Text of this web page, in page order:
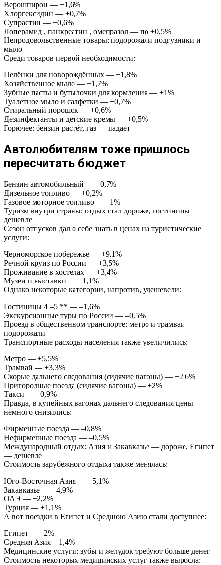
Верошпирон — +1,6%
Хлоргексидин — +0,7%
Супрастин — +0,6%
Лоперамид , панкреатин , омепразол — по +0,5%
Непродовольственные товары: подорожали подгузники и
мыло
Среди товаров первой необходимости:
Пелёнки для новорождённых — +1,8%
Хозяйственное мыло — +1,7%
Зубные пасты и бутылочки для кормления — +1%
Туалетное мыло и салфетки — +0,7%
Стиральный порошок — +0,6%
Дезинфектанты и детские кремы — +0,5%
Горючее: бензин растёт, газ — падает
Автолюбителям тоже пришлось
пересчитать бюджет
Бензин автомобильный — +0,7%
Дизельное топливо — +0,2%
Газовое моторное топливо — –1%
Туризм внутри страны: отдых стал дороже, гостиницы —
дешевле
Сезон отпусков дал о себе знать в ценах на туристические
услуги:
Черноморское побережье — +9,1%
Речной круиз по России — +3,5%
Проживание в хостелах — +3,4%
Музеи и выставки — +1,1%
Однако некоторые категории, напротив, удешевели:
Гостиницы 4 –5 ** — –1,6%
Экскурсионные туры по России — –0,5%
Проезд в общественном транспорте: метро и трамваи
подорожали
Транспортные расходы населения также увеличились:
Метро — +5,5%
Трамвай — +3,3%
Скорые дальнего следования (сидячие вагоны) — +2,6%
Пригородные поезда (сидячие вагоны) — +2%
Такси — +0,9%
Правда, в купейных вагонах дальнего следования цены
немного снизились:
Фирменные поезда — –0,8%
Нефирменные поезда — –0,5%
Международный отдых: Азия и Закавказье — дороже, Египет
— дешевле
Стоимость зарубежного отдыха также менялась:
Юго-Восточная Азия — +5,1%
Закавказье — +4,9%
ОАЭ — +2,2%
Турция — +1,1%
А вот поездки в Египет и Среднюю Азию стали доступнее:
Египет — –2%
Средняя Азия – 1,4%
Медицинские услуги: зубы и желудок требуют больше денег
Стоимость некоторых медицинских услуг также выросла: